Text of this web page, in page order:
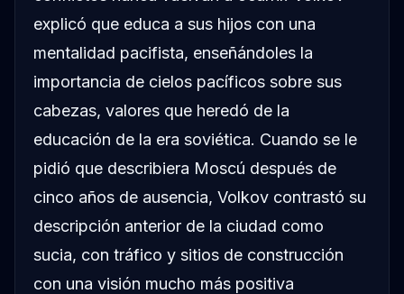
explicó que educa a sus hijos con una
mentalidad pacifista, enseñándoles la
importancia de cielos pacíficos sobre sus
cabezas, valores que heredó de la
educación de la era soviética. Cuando se le
pidió que describiera Moscú después de
cinco años de ausencia, Volkov contrastó su
descripción anterior de la ciudad como
sucia, con tráfico y sitios de construcción
con una visión mucho más positiva